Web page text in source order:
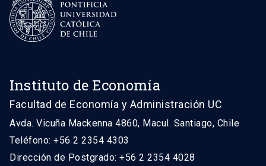
Instituto de Economía
Facultad de Economía y Administración UC
Avda. Vicuña Mackenna 4860, Macul. Santiago, Chile
Teléfono: +56 2 2354 4303
Dirección de Postgrado: +56 2 2354 4028